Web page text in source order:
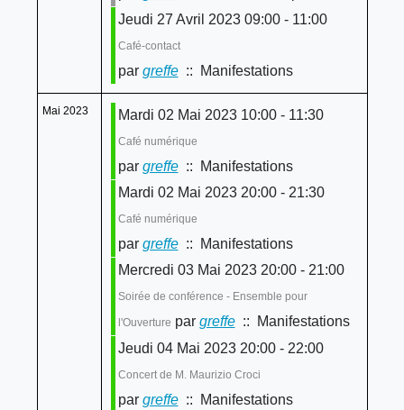
Jeudi 27 Avril 2023 09:00 - 11:00
Café-contact
par greffe:: Manifestations
Mai 2023 Mardi 02 Mai 2023 10:00 - 11:30
Café numérique
par greffe:: Manifestations
Mardi 02 Mai 2023 20:00 - 21:30
Café numérique
par greffe:: Manifestations
Mercredi 03 Mai 2023 20:00 - 21:00
Soirée de conférence - Ensemble pour
l'Ouverture par greffe:: Manifestations
Jeudi 04 Mai 2023 20:00 - 22:00
Concert de M. Maurizio Croci
par greffe:: Manifestations